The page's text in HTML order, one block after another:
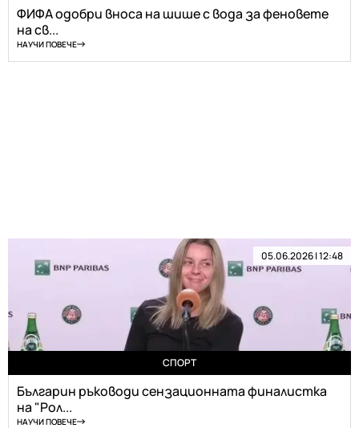
ФИФА одобри вноса на шише с вода за феновете
на св...
НАУЧИ ПОВЕЧЕ
05.06.2026 | 12:48
СПОРТ
Българин ръководи сензационната финалистка
на "Рол...
НАУЧИ ПОВЕЧЕ